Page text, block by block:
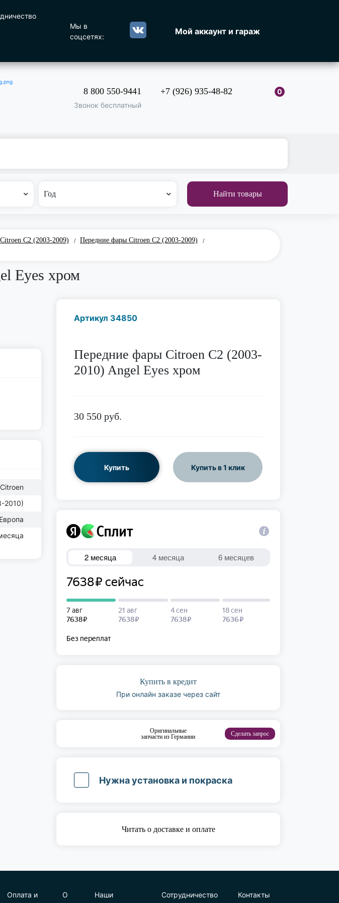
Мы в
соцсетях:
Мой аккаунт и гараж
8 800 550-9441
Звонок бесплатный
+7 (926) 935-48-82 0
Год Найти товары
C2 (2003-2009) / Передние фары Citroen C2 (2003-2009) /
Eyes хром
Citroen
2010)
Европа
Артикул 34850
Передние фары Citroen C2 (2003-
2010) Angel Eyes хром
30 550 руб.
Купить Купить в 1 клик
Купить в кредит
При онлайн заказе через сайт
Оригинальные
запчасти из Германии
Сделать запрос
Нужна установка и покраска
Читать о доставке и оплате
Оплата и
О
Наши
Сотрудничество Контакты